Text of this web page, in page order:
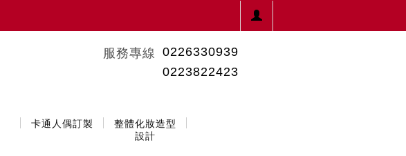
服務專線 0226330939
0223822423
卡通人偶訂製
整體化妝造型
設計